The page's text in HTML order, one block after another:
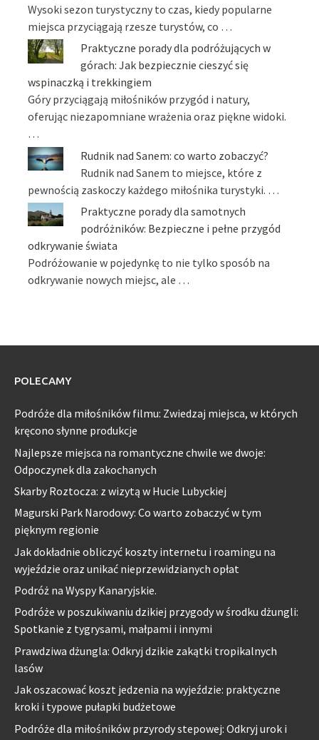
Wysoki sezon turystyczny to czas, kiedy popularne
miejsca przyciągają rzesze turystów, co …
Praktyczne porady dla podróżujących w
górach: Jak bezpiecznie cieszyć się
wspinaczką i trekkingiem
Góry przyciągają miłośników przygód i natury,
oferując niezapomniane wrażenia oraz piękne widoki.
…
Rudnik nad Sanem: co warto zobaczyć?
Rudnik nad Sanem to miejsce, które z
pewnością zaskoczy każdego miłośnika turystyki. …
Praktyczne porady dla samotnych
podróżników: Bezpieczne i pełne przygód
odkrywanie świata
Podróżowanie w pojedynkę to nie tylko sposób na
odkrywanie nowych miejsc, ale …
POLECAMY
Podróże dla miłośników filmu: Zwiedzaj miejsca, w których
kręcono słynne produkcje
Najlepsze miejsca na romantyczne chwile we dwoje:
Odpoczynek dla zakochanych
Skarby Roztocza: z wizytą w Hucie Lubyckiej
Magurski Park Narodowy: Co warto zobaczyć w tym
pięknym regionie
Jak dokładnie obliczyć koszty internetu i roamingu na
wyjeździe oraz unikać nieprzewidzianych opłat
Podróż na Wyspy Kanaryjskie.
Podróże w poszukiwaniu dzikiej przygody w środku dżungli:
Spotkanie z tygrysami, małpami i innymi
Prawdziwa dżungla: Odkryj dzikie zakątki tropikalnych
lasów
Jak oszacować koszt jedzenia na wyjeździe: praktyczne
kroki i typowe pułapki budżetowe
Podróże dla miłośników przyrody stepowej: Odkryj urok i